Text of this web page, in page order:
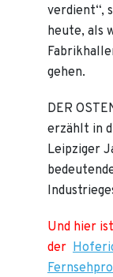
verdient“,
heute, als
gehen.
DER
erzählt in
Leipziger
Und hier
der